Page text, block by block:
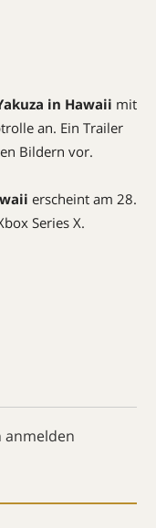
in Hawaii mit
an. Ein Trailer
Bildern vor.
erscheint am 28.
Series X.
anmelden